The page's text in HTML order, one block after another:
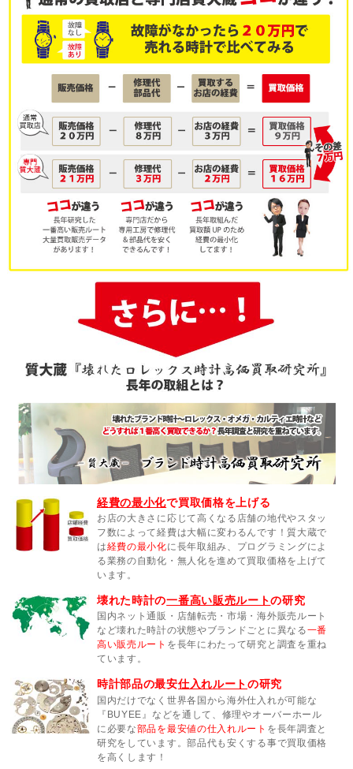
経費の最小化で買取価格を上げる
お店の大きさに応じて高くなる店舗の地代やスタッ
フ数によって経費は大幅に変わるんです！質大蔵で
は経費の最小化に長年取組み、プログラミングによ
る業務の自動化・無人化を進めて買取価格を上げて
います。
壊れた時計の一番高い販売ルートの研究
国内ネット通販・店舗転売・市場・海外販売ルート
など壊れた時計の状態やブランドごとに異なる一番
高い販売ルート を長年にわたって研究と調査を重ね
ています。
時計部品の最安仕入れルートの研究
国内だけでなく世界各国から海外仕入れが可能な
『BUYEE』などを通して、修理やオーバーホール
に必要な部品を最安値の仕入れルート を長年調査と
研究をしています。部品代も安くする事で買取価格
を高くします！